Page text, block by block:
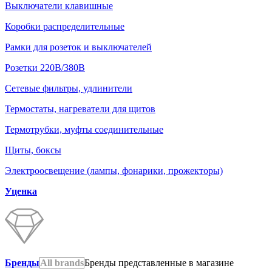
Выключатели клавишные
Коробки распределительные
Рамки для розеток и выключателей
Розетки 220В/380В
Сетевые фильтры, удлинители
Термостаты, нагреватели для щитов
Термотрубки, муфты соединительные
Щиты, боксы
Электроосвещение (лампы, фонарики, прожекторы)
Уценка
БрендыAll brandsБренды представленные в магазине